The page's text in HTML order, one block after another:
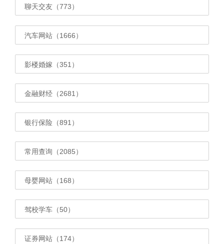
聊天交友（773）
汽车网站（1666）
影楼婚嫁（351）
金融财经（2681）
银行保险（891）
常用查询（2085）
母婴网站（168）
驾校学车（50）
证券网站（174）